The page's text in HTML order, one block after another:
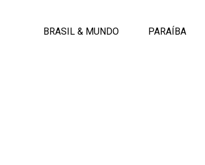
BRASIL & MUNDO PARAÍBA